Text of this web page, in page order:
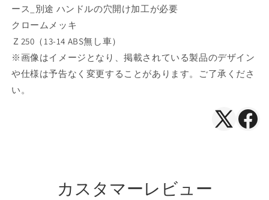
メ
ッ
キ
Z250(13-
14
ABS
メ
キ
Z250(13-
14
ABS
増
ース_別途 ハンドルの穴開け加工が必要
クロームメッキ
Ｚ250（13-14 ABS無し車）
※画像はイメージとなり、掲載されている製品のデザイン
や仕様は予告なく変更することがあります。ご了承くださ
い。
X（Twitter
カスタマーレビュー